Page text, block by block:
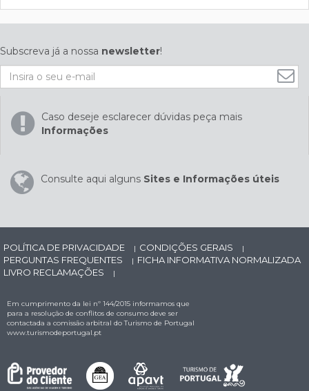
Subscreva já a nossa newsletter!
Caso deseje esclarecer dúvidas peça mais
Informações
Consulte aqui alguns Sites e Informações úteis
POLÍTICA DE PRIVACIDADE | CONDIÇÕES GERAIS |
PERGUNTAS FREQUENTES | FICHA INFORMATIVA NORMALIZADA
LIVRO RECLAMAÇÕES
|
Em cumprimento da lei nº 144/2015 informamos que
para a resolução de conflitos de consumo deve ser
contactada a comissão arbitral do Turismo de Portugal
www.turismodeportugal.pt